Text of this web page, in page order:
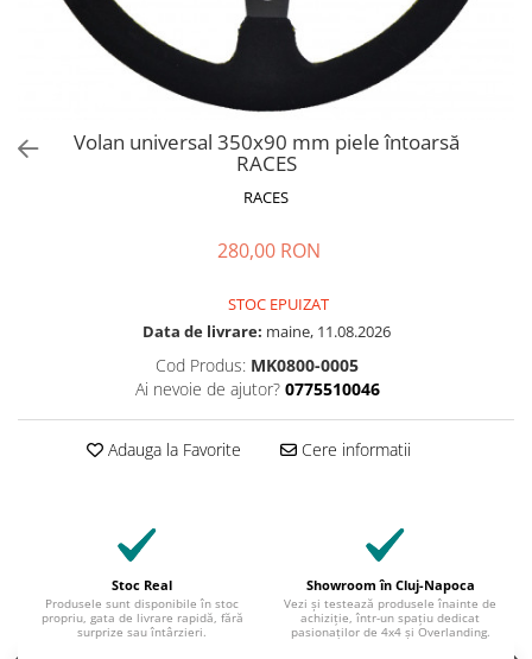
Volan universal 350x90 mm piele întoarsă
RACES
RACES
280,00 RON
STOC EPUIZAT
Data de livrare: maine, 11.08.2026
Cod Produs: MK0800-0005
Ai nevoie de ajutor? 0775510046
Adauga la Favorite Cere informatii
Stoc Real
Produsele sunt disponibile în stoc
propriu, gata de livrare rapidă, fără
surprize sau întârzieri.
Showroom în Cluj-Napoca
Vezi și testează produsele înainte de
achiziție, într-un spațiu dedicat
pasionaților de 4x4 și Overlanding.